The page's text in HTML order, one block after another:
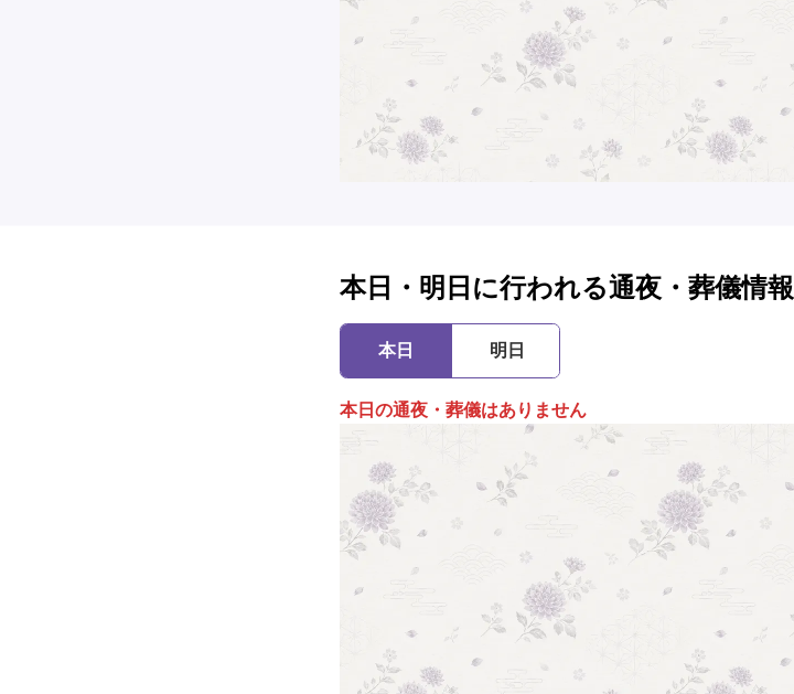
本日・明日に行われる通夜・葬儀情報
本日 明日
本日の通夜・葬儀はありません